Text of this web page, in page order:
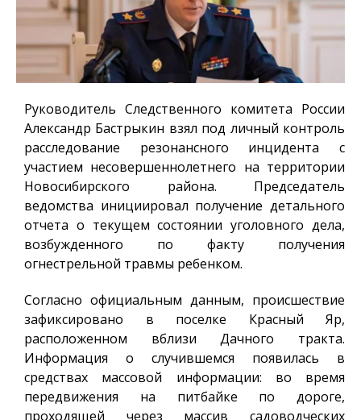
Руководитель Следственного комитета России
Александр Бастрыкин взял под личный контроль
расследование резонансного инцидента с
участием несовершеннолетнего на территории
Новосибирского района. Председатель
ведомства инициировал получение детального
отчета о текущем состоянии уголовного дела,
возбужденного по факту получения
огнестрельной травмы ребенком.
Согласно официальным данным, происшествие
зафиксировано в поселке Красный Яр,
расположенном вблизи Дачного тракта.
Информация о случившемся появилась в
средствах массовой информации: во время
передвижения на питбайке по дороге,
проходящей через массив садоводческих